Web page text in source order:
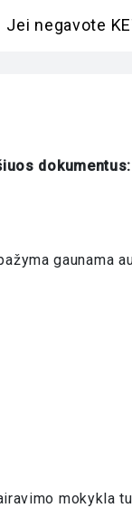
Jei negavote
dokumentus:
gaunama
mokykla